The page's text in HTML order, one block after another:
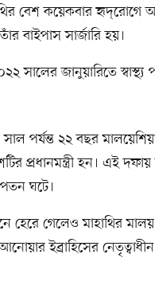
বেশ কয়েকবার হৃদ্‌রোগে
বাইপাস সার্জারি হয়।
সালের জানুয়ারিতে স্বাস্থ্য
পর্যন্ত ২২ বছর
প্রধানমন্ত্রী হন। এই দফায়
ঘটে।
হেরে গেলেও মাহাথির
আনোয়ার ইব্রাহিসের